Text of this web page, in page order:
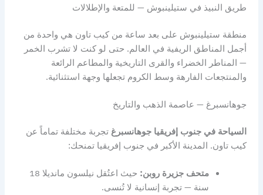
طريق النبيذ في ستيلينبوش — للمتعة والإطلالات
منطقة ستيلينبوش على بعد ساعة من كيب تاون هي واحدة من
أجمل المناطق الريفية في العالم. حتى لو كنت لا تشرب الخمر
— المناطر الخضراء والقرى التاريخية والمطاعم الرائعة
والمنتجعات الفارهة وسط الكروم تجعلها وجهة استثنائية.
جوهانسبرغ — عاصمة الذهب والتاريخ
السياحة في جنوب إفريقيا جوهانسبرغ تجربة مختلفة تماماً عن
كيب تاون. المدينة الأكبر في جنوب إفريقيا تمنحك:
متحف جزيرة روبن:
حيث اعتُقل نيلسون مانديلا 18
سنة — تجربة إنسانية لا تُنسى.